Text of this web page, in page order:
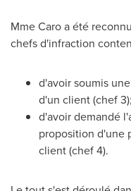
Mme Caroa été
chefs d'infraction
d'avoir soumis
d'un client (chef 3);
d'avoir demandé
proposition d'une
client (chef 4).